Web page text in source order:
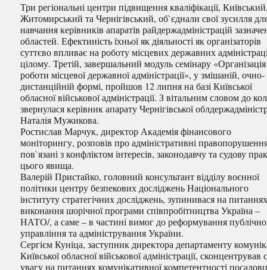
Три регіональні центри підвищення кваліфікації,
Житомирський та Чернігівський, об`єднали свої зусилля
навчання керівників апаратів райдержадміністрацій
областей. Ефектиність їхньої як діяльності як організаторів
суттєво впливає на роботу місцевих державних
цілому. Третій, завершальний модуль семінару «Організація
роботи місцевої державної адміністрації», у змішаній, очно-
дистанційній формі, пройшов 12 липня на базі Київської
обласної військової адміністрації. З вітальним словом до
звернулася керівник апарату Чернігівської
Наталія Мужикова.
Ростислав Марчук, директор Академія фінансового
моніторингу, розповів про адміністративні
пов`язані з конфліктом інтересів, законодавчу та судову
цього явища.
Валерій Пристайко, головний консультант відділу воєнної
політики центру безпекових досліджень Національного
інституту стратегічних досліджень, зупинивася на
виконання шорічної програми співпробітництва Україна –
НАТО/, а саме – в частині вимог до реформування
управління та адміністрування України.
Сергієм Куніца, заступник директора департаменту
Київської обласної військової адміністрації,
увагу на питаннях комунікативної компетентності